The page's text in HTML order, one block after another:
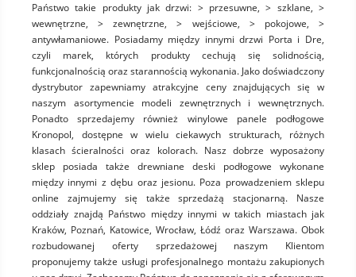
Państwo takie produkty jak drzwi: > przesuwne, > szklane, >
wewnętrzne, > zewnętrzne, > wejściowe, > pokojowe, >
antywłamaniowe. Posiadamy między innymi drzwi Porta i Dre,
czyli marek, których produkty cechują się solidnością,
funkcjonalnością oraz starannością wykonania. Jako doświadczony
dystrybutor zapewniamy atrakcyjne ceny znajdujących się w
naszym asortymencie modeli zewnętrznych i wewnętrznych.
Ponadto sprzedajemy również winylowe panele podłogowe
Kronopol, dostępne w wielu ciekawych strukturach, różnych
klasach ścieralności oraz kolorach. Nasz dobrze wyposażony
sklep posiada także drewniane deski podłogowe wykonane
między innymi z dębu oraz jesionu. Poza prowadzeniem sklepu
online zajmujemy się także sprzedażą stacjonarną. Nasze
oddziały znajdą Państwo między innymi w takich miastach jak
Kraków, Poznań, Katowice, Wrocław, Łódź oraz Warszawa. Obok
rozbudowanej oferty sprzedażowej naszym Klientom
proponujemy także usługi profesjonalnego montażu zakupionych